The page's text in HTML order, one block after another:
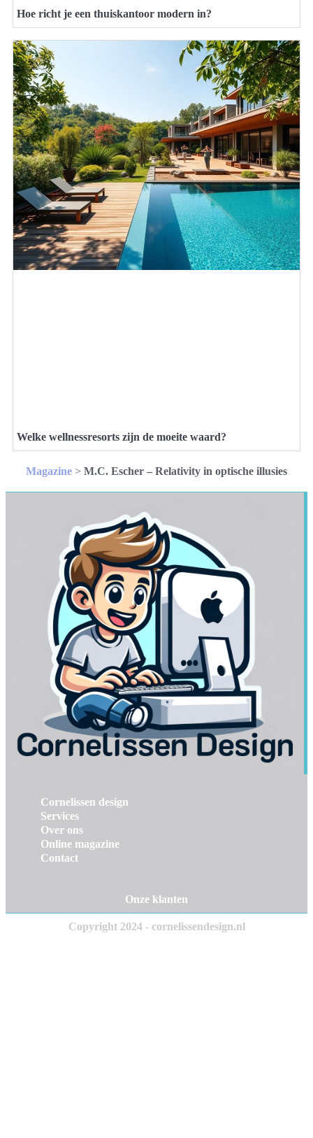
Hoe richt je een thuiskantoor modern in?
Welke wellnessresorts zijn de moeite waard?
Magazine > M.C. Escher – Relativity in optische illusies
Cornelissen design
Services
Over ons
Online magazine
Contact
Onze klanten
Copyright 2024 - cornelissendesign.nl